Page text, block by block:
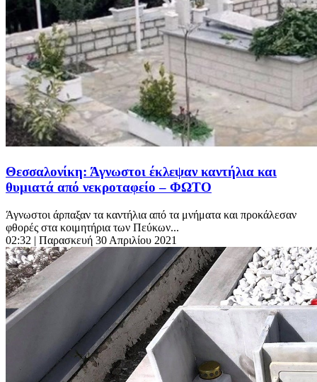
Θεσσαλονίκη: Άγνωστοι έκλεψαν καντήλια και
θυμιατά από νεκροταφείο – ΦΩΤΟ
Άγνωστοι άρπαξαν τα καντήλια από τα μνήματα και προκάλεσαν
φθορές στα κοιμητήρια των Πεύκων...
02:32 | Παρασκευή 30 Απριλίου 2021